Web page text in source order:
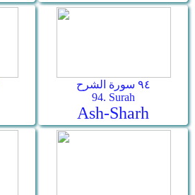
٩٤ سورة الشرح
94. Surah
Ash-Sharh